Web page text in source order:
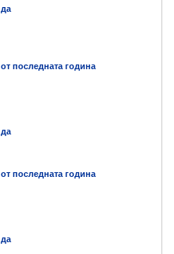
да
от последната година
да
от последната година
да